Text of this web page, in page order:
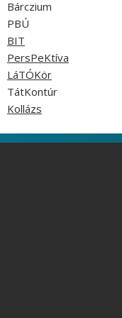
Bárczium
PBÚ
BIT
PersPeKtíva
LáTÓKör
TátKontúr
Kollázs